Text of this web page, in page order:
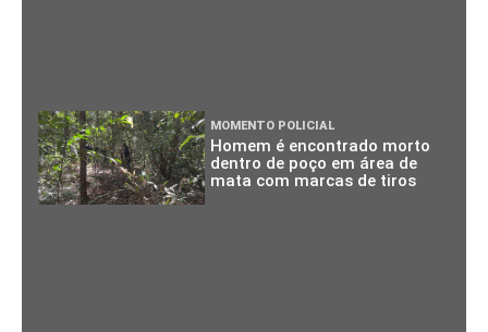
MOMENTO POLICIAL
Homem é encontrado morto
dentro de poço em área de
mata com marcas de tiros